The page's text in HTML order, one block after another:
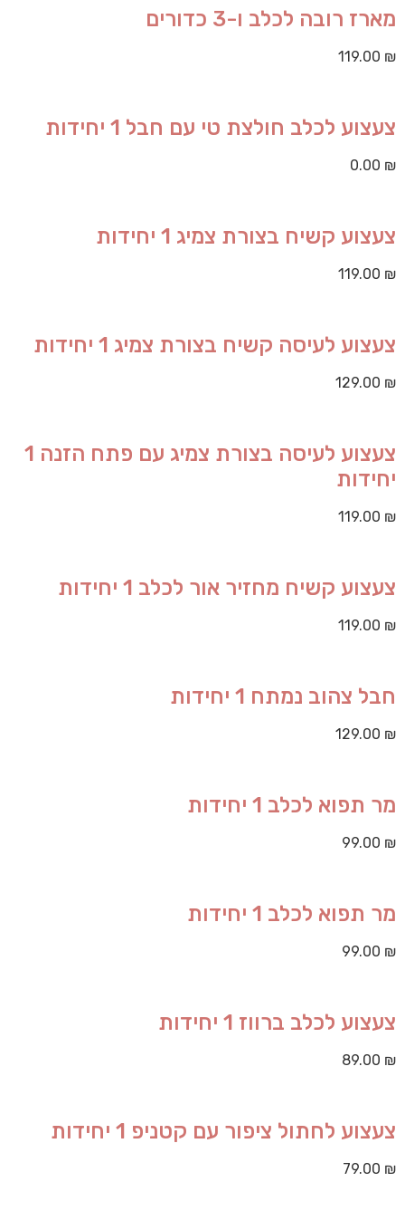
מארז רובה לכלב ו-3 כדורים
119.00 ₪
צעצוע לכלב חולצת טי עם חבל 1 יחידות
0.00 ₪
צעצוע קשיח בצורת צמיג 1 יחידות
119.00 ₪
צעצוע לעיסה קשיח בצורת צמיג 1 יחידות
129.00 ₪
צעצוע לעיסה בצורת צמיג עם פתח הזנה 1
יחידות
119.00 ₪
צעצוע קשיח מחזיר אור לכלב 1 יחידות
119.00 ₪
חבל צהוב נמתח 1 יחידות
129.00 ₪
מר תפוא לכלב 1 יחידות
99.00 ₪
מר תפוא לכלב 1 יחידות
99.00 ₪
צעצוע לכלב ברווז 1 יחידות
89.00 ₪
צעצוע לחתול ציפור עם קטניפ 1 יחידות
79.00 ₪